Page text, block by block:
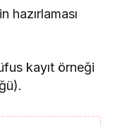
hazırlaması
kayıt örneği